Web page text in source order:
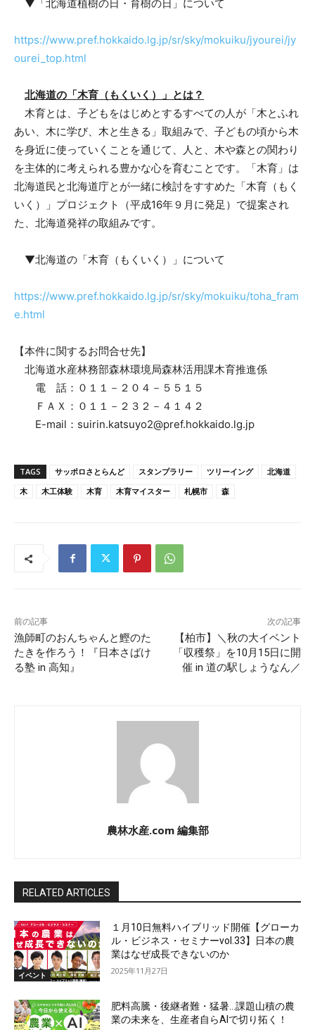
▼「北海道植樹の日・育樹の日」について
https://www.pref.hokkaido.lg.jp/sr/sky/mokuiku/jyourei/jy
ourei_top.html
北海道の「木育（もくいく）」とは？
木育とは、子どもをはじめとするすべての人が「木とふれ
あい、木に学び、木と生きる」取組みで、子どもの頃から木
を身近に使っていくことを通じて、人と、木や森との関わり
を主体的に考えられる豊かな心を育むことです。「木育」は
北海道民と北海道庁とが一緒に検討をすすめた「木育（もく
いく）」プロジェクト（平成16年９月に発足）で提案され
た、北海道発祥の取組みです。
▼北海道の「木育（もくいく）」について
https://www.pref.hokkaido.lg.jp/sr/sky/mokuiku/toha_fram
e.html
【本件に関するお問合せ先】
北海道水産林務部森林環境局森林活用課木育推進係
電 話：０１１－２０４－５５１５
ＦＡＸ：０１１－２３２－４１４２
E-mail：suirin.katsuyo2@pref.hokkaido.lg.jp
TAGS サッポロさとらんど スタンプラリー ツリーイング
北海道
木
木工体験 木育 木育マイスター 札幌市 森
前の記事
漁師町のおんちゃんと鰹のた
たきを作ろう！『日本さばけ
る塾 in 高知』
次の記事
【柏市】＼秋の大イベント
「収穫祭」を10月15日に開
催 in 道の駅しょうなん／
農林水産.com 編集部
RELATED ARTICLES
イベント
１月10日無料ハイブリッド開催【グローカ
ル・ビジネス・セミナーvol.33】日本の農
業はなぜ成長できないのか
2025年11月27日
肥料高騰・後継者難・猛暑…課題山積の農
業の未来を、生産者自らAIで切り拓く！